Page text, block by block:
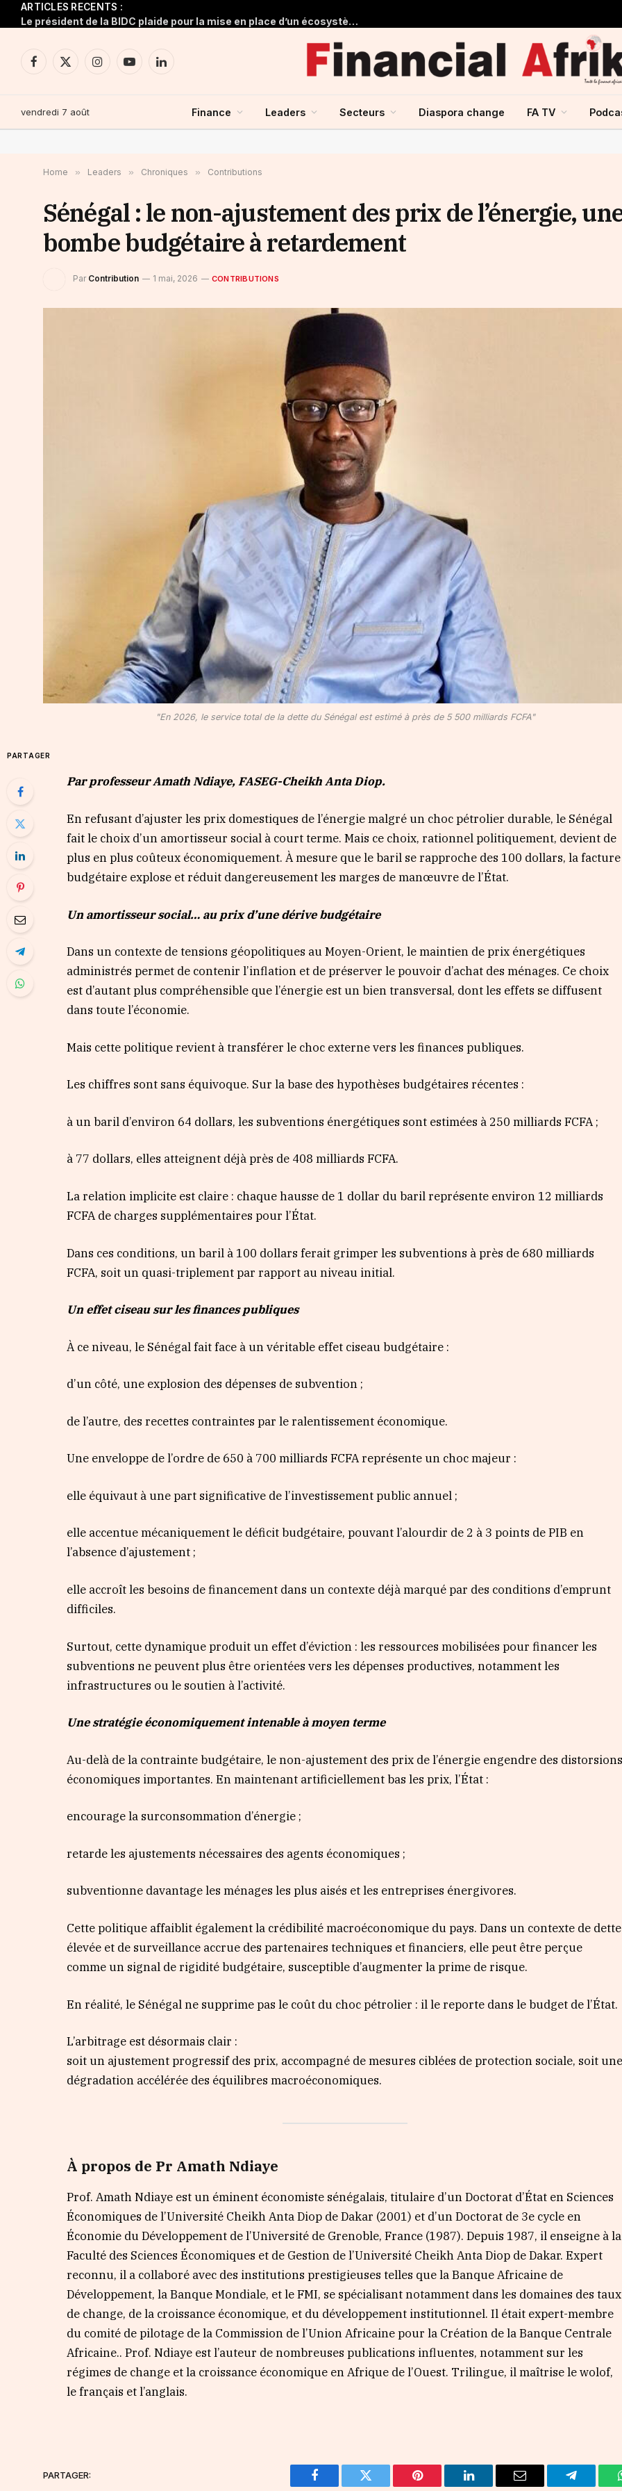
ARTICLES RECENTS :
Le président de la BIDC plaide pour la mise en place d’un écosystème régional porté par l’IA lors de la première conférence sur l’intelligence artificielle dans les secteurs de la santé et de la pharmacie
Facebook
X
InstagramYouTubeLinkedIn
vendredi 7 août Finance Leaders Secteurs Diaspora change FA TV
Home » Leaders » Chroniques » Contributions
Sénégal : le non-ajustement des prix de l’énergie,
bombe budgétaire à retardement
Par Contribution 1 mai, 2026 CONTRIBUTIONS
"En 2026, le service total de la dette du Sénégal est estimé à près de 5 500 milliards FCFA"
PARTAGER
Par professeur Amath Ndiaye, FASEG-Cheikh Anta Diop.
En refusant d’ajuster les prix domestiques de l’énergie malgré un choc pétrolier durable, le Sénégal
fait le choix d’un amortisseur social à court terme. Mais ce choix, rationnel politiquement, devient de
plus en plus coûteux économiquement. À mesure que le baril se rapproche des 100 dollars, la facture
budgétaire explose et réduit dangereusement les marges de manœuvre de l’État.
Un amortisseur social… au prix d’une dérive budgétaire
Dans un contexte de tensions géopolitiques au Moyen-Orient, le maintien de prix énergétiques
administrés permet de contenir l’inflation et de préserver le pouvoir d’achat des ménages. Ce choix
est d’autant plus compréhensible que l’énergie est un bien transversal, dont les effets se diffusent
dans toute l’économie.
Mais cette politique revient à transférer le choc externe vers les finances publiques.
Les chiffres sont sans équivoque. Sur la base des hypothèses budgétaires récentes :
à un baril d’environ 64 dollars, les subventions énergétiques sont estimées à 250 milliards FCFA ;
à 77 dollars, elles atteignent déjà près de 408 milliards FCFA.
La relation implicite est claire : chaque hausse de 1 dollar du baril représente environ 12 milliards
FCFA de charges supplémentaires pour l’État.
Dans ces conditions, un baril à 100 dollars ferait grimper les subventions à près de 680 milliards
FCFA, soit un quasi-triplement par rapport au niveau initial.
Un effet ciseau sur les finances publiques
À ce niveau, le Sénégal fait face à un véritable effet ciseau budgétaire :
d’un côté, une explosion des dépenses de subvention ;
de l’autre, des recettes contraintes par le ralentissement économique.
Une enveloppe de l’ordre de 650 à 700 milliards FCFA représente un choc majeur :
elle équivaut à une part significative de l’investissement public annuel ;
elle accentue mécaniquement le déficit budgétaire, pouvant l’alourdir de 2 à 3 points de PIB en
l’absence d’ajustement ;
elle accroît les besoins de financement dans un contexte déjà marqué par des conditions d’emprunt
difficiles.
Surtout, cette dynamique produit un effet d’éviction : les ressources mobilisées pour financer les
subventions ne peuvent plus être orientées vers les dépenses productives, notamment les
infrastructures ou le soutien à l’activité.
Une stratégie économiquement intenable à moyen terme
Au-delà de la contrainte budgétaire, le non-ajustement des prix de l’énergie engendre des
économiques importantes. En maintenant artificiellement bas les prix, l’État :
encourage la surconsommation d’énergie ;
retarde les ajustements nécessaires des agents économiques ;
subventionne davantage les ménages les plus aisés et les entreprises énergivores.
Cette politique affaiblit également la crédibilité macroéconomique du pays. Dans un contexte de dette
élevée et de surveillance accrue des partenaires techniques et financiers, elle peut être perçue
comme un signal de rigidité budgétaire, susceptible d’augmenter la prime de risque.
En réalité, le Sénégal ne supprime pas le coût du choc pétrolier : il le reporte dans le budget de l’État.
L’arbitrage est désormais clair :
soit un ajustement progressif des prix, accompagné de mesures ciblées de protection sociale, soit
dégradation accélérée des équilibres macroéconomiques.
À propos de Pr Amath Ndiaye
Prof. Amath Ndiaye est un éminent économiste sénégalais, titulaire d’un Doctorat d’État en Sciences
Économiques de l’Université Cheikh Anta Diop de Dakar (2001) et d’un Doctorat de 3e cycle en
Économie du Développement de l’Université de Grenoble, France (1987). Depuis 1987, il enseigne à la
Faculté des Sciences Économiques et de Gestion de l’Université Cheikh Anta Diop de Dakar. Expert
reconnu, il a collaboré avec des institutions prestigieuses telles que la Banque Africaine de
Développement, la Banque Mondiale, et le FMI, se spécialisant notamment dans les domaines des taux
de change, de la croissance économique, et du développement institutionnel. Il était expert-membre
du comité de pilotage de la Commission de l’Union Africaine pour la Création de la Banque Centrale
Africaine.. Prof. Ndiaye est l’auteur de nombreuses publications influentes, notamment sur les
régimes de change et la croissance économique en Afrique de l’Ouest. Trilingue, il maîtrise le wolof,
le français et l’anglais.
PARTAGER:
Facebook Twitter Pinterest LinkedIn Email Telegram